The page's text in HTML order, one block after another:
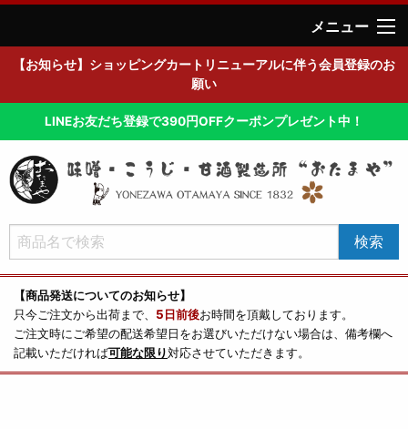
メニュー
【お知らせ】ショッピングカートリニューアルに伴う会員登録のお
願い
LINEお友だち登録で390円OFFクーポンプレゼント中！
【商品発送についてのお知らせ】
只今ご注文から出荷まで、 5日前後お時間を頂戴しております。
ご注文時にご希望の配送希望日をお選びいただけない場合は、備考欄へ
記載いただければ可能な限り対応させていただきます。